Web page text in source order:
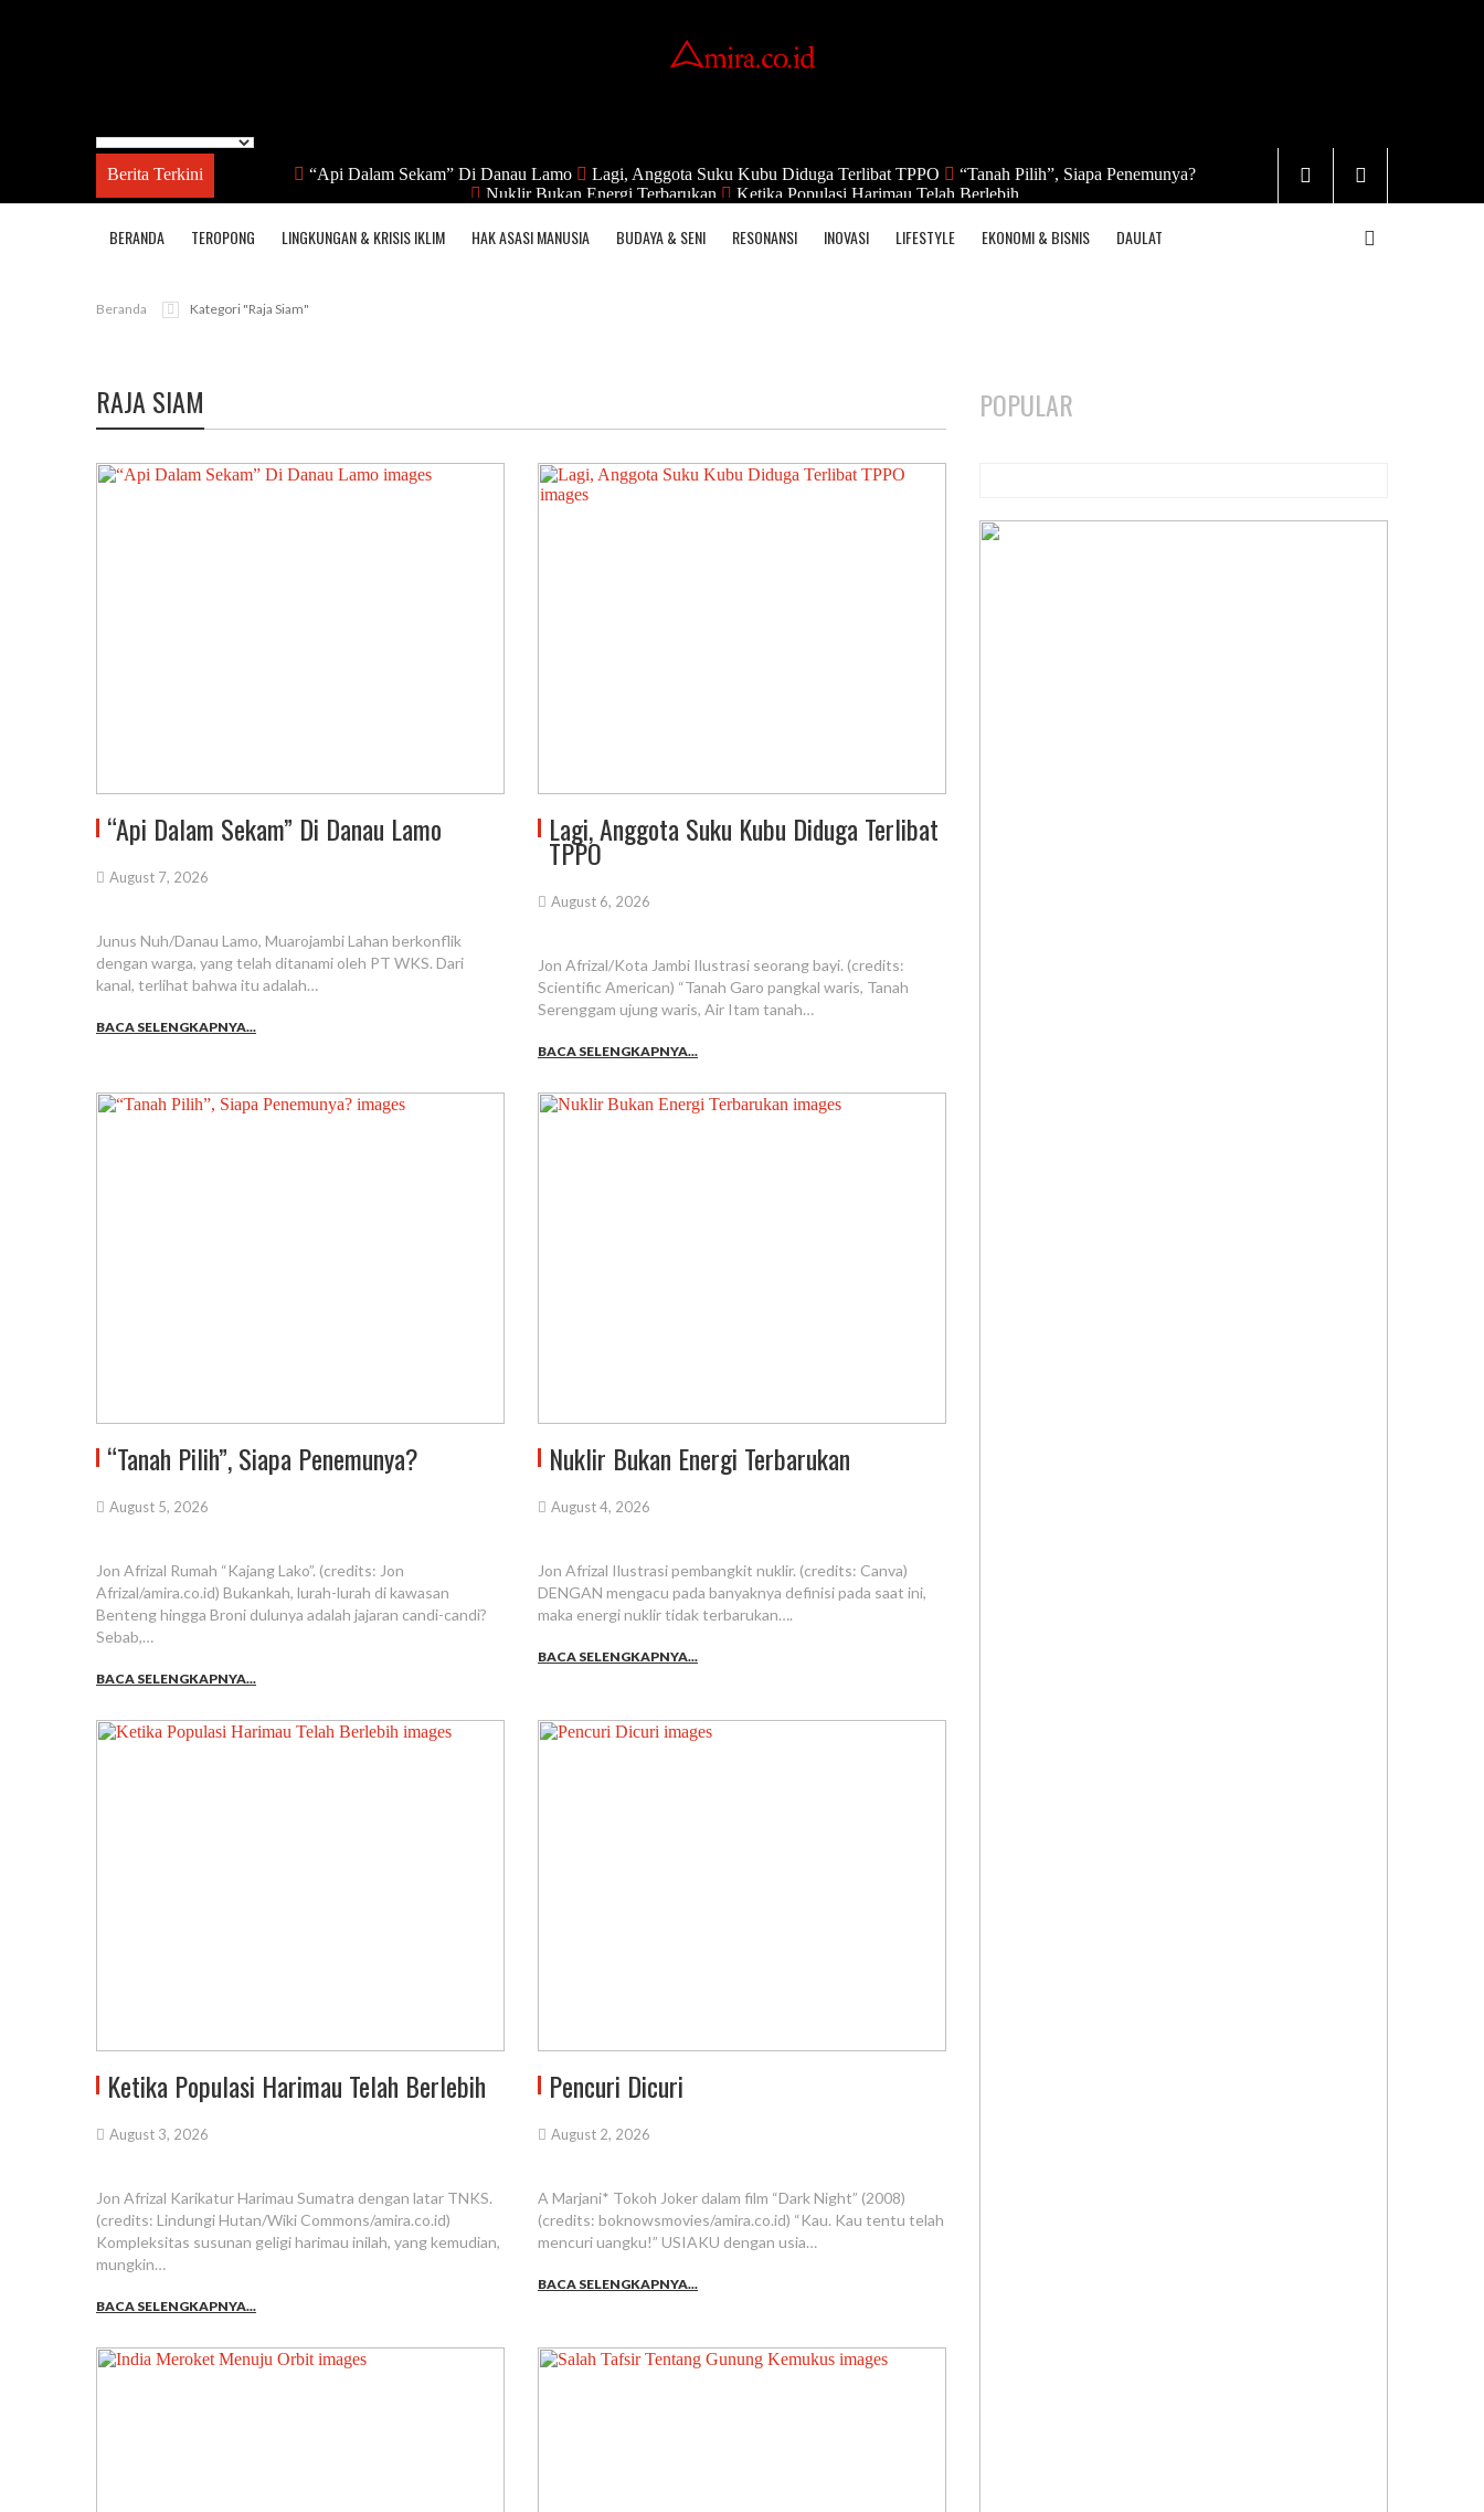
Berita Terkini “Api Dalam Sekam” Di Danau Lamo Lagi, Anggota Suku Kubu Diduga Terlibat TPPO
“Tanah Pilih”, Siapa Penemunya?
Nuklir Bukan Energi Terbarukan
Ketika Populasi Harimau Telah Berlebih
BERANDA TEROPONG LINGKUNGAN & KRISIS IKLIM HAK ASASI MANUSIA BUDAYA & SENI RESONANSI INOVASI LIFESTYLE EKONOMI & BISNIS DAULAT
Beranda Kategori "raja Siam"
RAJA SIAM
“Api Dalam Sekam” Di Danau Lamo
August 7, 2026
Junus Nuh/Danau Lamo, Muarojambi Lahan berkonflik
dengan warga, yang telah ditanami oleh PT WKS. Dari
kanal, terlihat bahwa itu adalah…
BACA SELENGKAPNYA...
Lagi, Anggota Suku Kubu Diduga Terlibat
TPPO
August 6, 2026
Jon Afrizal/Kota Jambi Ilustrasi seorang bayi. (credits:
Scientific American) “Tanah Garo pangkal waris, Tanah
Serenggam ujung waris, Air Itam tanah…
BACA SELENGKAPNYA...
“Tanah Pilih”, Siapa Penemunya?
August 5, 2026
Jon Afrizal Rumah “Kajang Lako”. (credits: Jon
Afrizal/amira.co.id) Bukankah, lurah-lurah di kawasan
Benteng hingga Broni dulunya adalah jajaran candi-candi?
Sebab,…
BACA SELENGKAPNYA...
Nuklir Bukan Energi Terbarukan
August 4, 2026
Jon Afrizal Ilustrasi pembangkit nuklir. (credits: Canva)
DENGAN mengacu pada banyaknya definisi pada saat ini,
maka energi nuklir tidak terbarukan….
BACA SELENGKAPNYA...
Ketika Populasi Harimau Telah Berlebih
August 3, 2026
Jon Afrizal Karikatur Harimau Sumatra dengan latar TNKS.
(credits: Lindungi Hutan/Wiki Commons/amira.co.id)
Kompleksitas susunan geligi harimau inilah, yang kemudian,
mungkin…
BACA SELENGKAPNYA...
Pencuri Dicuri
August 2, 2026
A Marjani* Tokoh Joker dalam film “Dark Night” (2008)
(credits: boknowsmovies/amira.co.id) “Kau. Kau tentu telah
mencuri uangku!” USIAKU dengan usia…
BACA SELENGKAPNYA...
POPULAR